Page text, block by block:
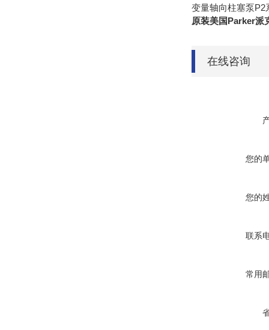
变量轴向柱塞泵P2
原装美国Parker派
在线咨询
您的
您的
联系
常用